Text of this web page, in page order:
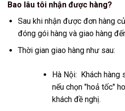
Bao lâu tôi nhận được hàng?
Sau khi nhận được đơn hàng
đóng gói hàng và giao hàng
Thời gian giao hàng như sau:
Hà Nội: Khách hàng
nếu chọn "hoả tốc"
khách đề nghị.